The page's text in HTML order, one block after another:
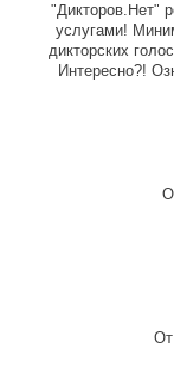
"Дикторов.Нет"
услугами!
дикторских
Интересно?!
От